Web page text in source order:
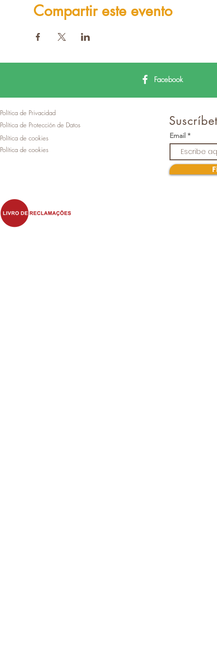
Compartir este evento
Facebook
Política de Privacidad
Política de Protección de Datos
Política de cookies
Política de cookies
Email